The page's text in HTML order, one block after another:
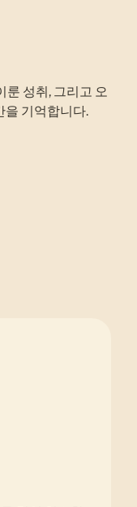
룬 성취, 그리고 오
을 기억합니다.